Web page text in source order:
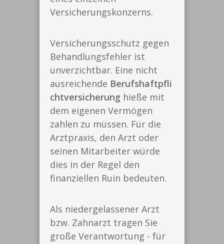
Versicherungskonzerns.
Versicherungsschutz gegen
Behandlungsfehler ist
unverzichtbar. Eine nicht
ausreichende Berufshaftpfli
chtversicherung hieße mit
dem eigenen Vermögen
zahlen zu müssen. Für die
Arztpraxis, den Arzt oder
seinen Mitarbeiter würde
dies in der Regel den
finanziellen Ruin bedeuten.
Als niedergelassener Arzt
bzw. Zahnarzt tragen Sie
große Verantwortung - für